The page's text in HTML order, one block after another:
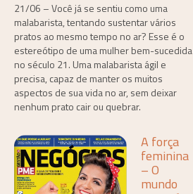
21/06 – Você já se sentiu como uma
malabarista, tentando sustentar vários
pratos ao mesmo tempo no ar? Esse é o
estereótipo de uma mulher bem-sucedida
no século 21. Uma malabarista ágil e
precisa, capaz de manter os muitos
aspectos de sua vida no ar, sem deixar
nenhum prato cair ou quebrar.
A força
feminina
– O
mundo